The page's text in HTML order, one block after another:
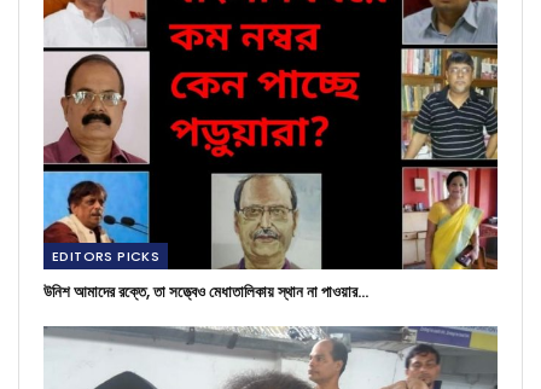
EDITORS PICKS
উনিশ আমাদের রক্তে, তা সত্ত্বেও মেধাতালিকায় স্থান না পাওয়ার…